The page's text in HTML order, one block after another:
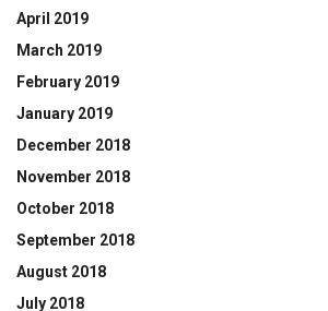
April 2019
March 2019
February 2019
January 2019
December 2018
November 2018
October 2018
September 2018
August 2018
July 2018